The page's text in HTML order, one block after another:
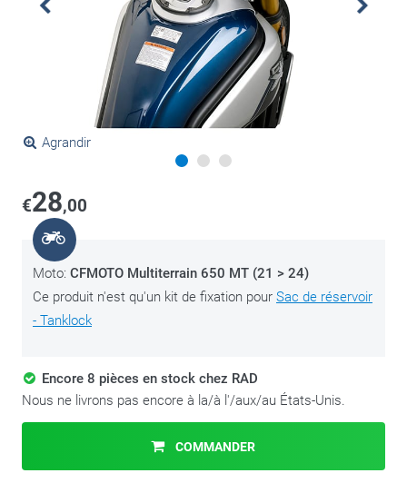
Agrandir
€28,00
Moto: CFMOTO Multiterrain 650 MT (21 > 24)
Ce produit n'est qu'un kit de fixation pour Sac de réservoir
- Tanklock
Encore 8 pièces en stock chez RAD
Nous ne livrons pas encore à la/à l'/aux/au États-Unis.
COMMANDER